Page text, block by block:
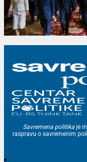
Savremena politika je
raspravu o savremenim